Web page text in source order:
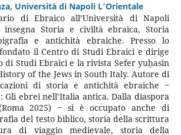
Università di Napoli L’Orientale
di Ebraico all’Università di Napoli
insegna Storia e civiltà ebraica, Storia
e antichità ebraiche. Presso lo
il Centro di Studi Ebraici e dirige
di Studi Ebraici e la rivista Sefer yuḥasin
of the Jews in South Italy. Autore di
di storia e antichità ebraiche ‒
Gli ebrei nell’Italia antica. Dalla diaspora
2025) ‒ si è occupato anche di
del testo biblico, storia della scrittura
di viaggio medievale, storia della